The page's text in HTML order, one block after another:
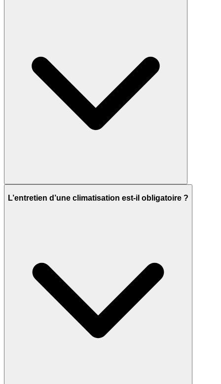
L’entretien d’une climatisation est-il obligatoire ?